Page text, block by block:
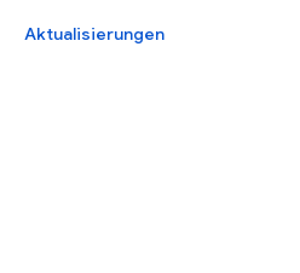
Aktualisierungen